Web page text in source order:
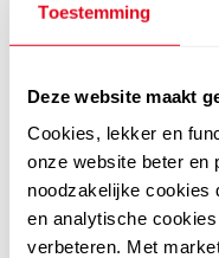
Toestemming
Deze website maakt
Cookies, lekker en
onze website beter en
noodzakelijke cookies
en analytische
verbeteren. Met